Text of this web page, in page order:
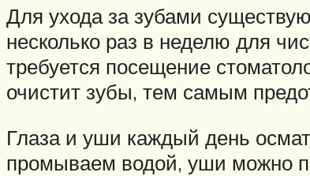
Для ухода за зубами
несколько раз в неделю для
требуется посещение
очистит зубы, тем самым
Глаза и уши каждый день
промываем водой, уши можно